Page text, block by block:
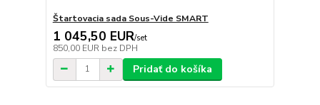
Štartovacia sada Sous-Vide SMART
1 045,50 EUR/set
850,00 EUR bez DPH
Pridať do košíka